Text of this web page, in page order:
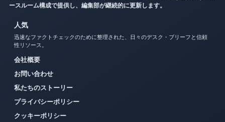
ースルーム構成で提供し、編集部が継続的に更新します。
人気
迅速なファクトチェックのために整理された、日々のデスク・ブリーフと信頼
性リソース。
会社概要
お問い合わせ
私たちのストーリー
プライバシーポリシー
クッキーポリシー